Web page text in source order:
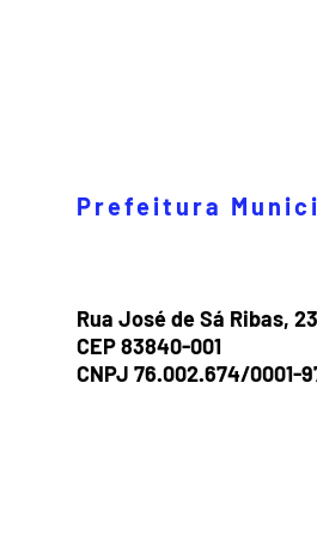
Prefeitura
Rua José de Sá Ribas,
CEP 83840-001
CNPJ 76.002.674/0001-